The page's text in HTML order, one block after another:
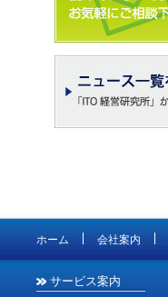
ホーム 会社案内
サービス案内